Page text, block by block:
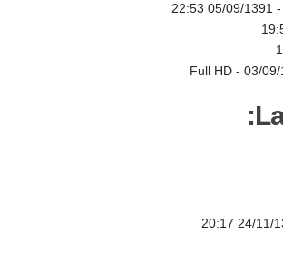
-
05/09/1391 22:53
03/
24/11/1394